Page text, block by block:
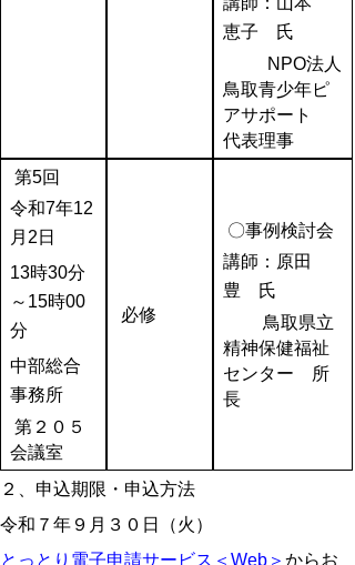
恵子 氏
NPO法人
鳥取青少年ピ
アサポート
代表理事
第5回
令和7年12
月2日
13時30分
～15時00
分
中部総合
事務所
第２０５
会議室
必修
〇事例検討会
講師：原田
豊 氏
鳥取県立
精神保健福祉
センター 所
長
２、申込期限・申込方法
令和７年９月３０日（火）
とっとり電子申請サービス＜Web＞ からお